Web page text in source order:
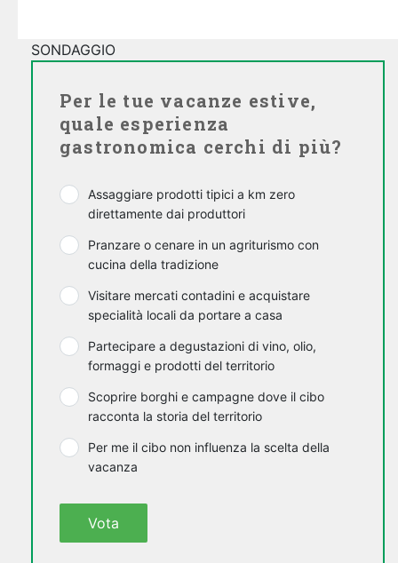
SONDAGGIO
Per le tue vacanze estive,
quale esperienza
gastronomica cerchi di più?
Assaggiare prodotti tipici a km zero
direttamente dai produttori
Pranzare o cenare in un agriturismo con
cucina della tradizione
Visitare mercati contadini e acquistare
specialità locali da portare a casa
Partecipare a degustazioni di vino, olio,
formaggi e prodotti del territorio
Scoprire borghi e campagne dove il cibo
racconta la storia del territorio
Per me il cibo non influenza la scelta della
vacanza
Vota